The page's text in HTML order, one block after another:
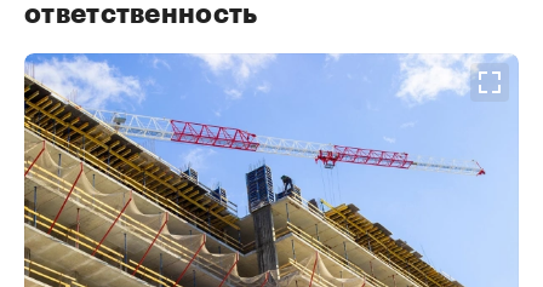
ответственность